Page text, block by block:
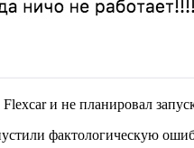
и не планировал
фактологическую